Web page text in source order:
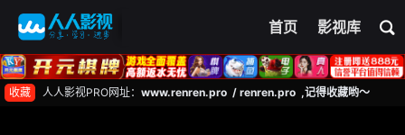
首页 影视库
收藏 人人影视PRO网址： www.renren.pro / renren.pro ,记得收藏哟～